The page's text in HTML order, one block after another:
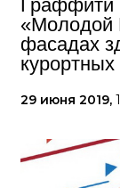
Граффити
«Молодой
фасадах
курортных
29 июня 2019,